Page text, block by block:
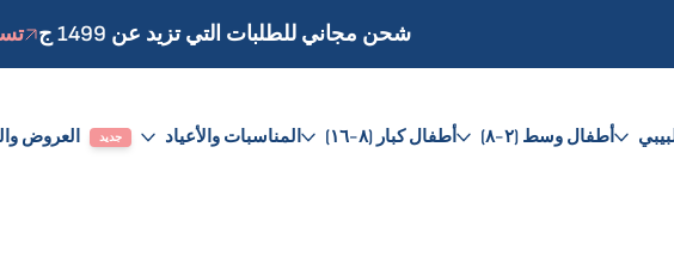
شحن مجاني للطلبات التي تزيد عن 1499 ج
أطفال وسط (٢-٨) أطفال كبار (٨-١٦) المناسبات والأعياد جديد العروض